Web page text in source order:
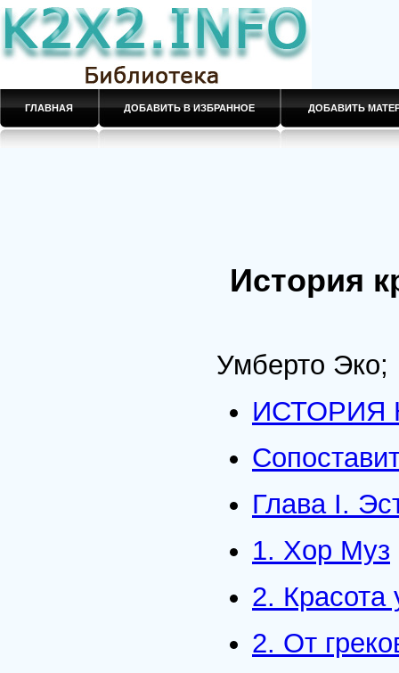
ГЛАВНАЯ ДОБАВИТЬ В ИЗБРАННОЕ ДОБАВИТЬ
История
Умберто Эко;
ИСТОРИЯ
Глава I.
1. Хор Муз
2. Красота
2. От